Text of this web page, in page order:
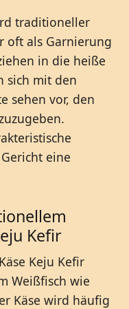
traditioneller
oft als Garnierung
in die heiße
sich mit den
sehen vor, den
eine
Kefir
Keju Kefir
Weißfisch wie
Käse wird häufig